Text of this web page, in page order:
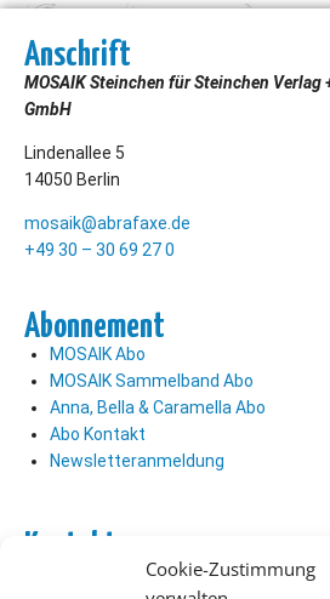
Cookie-Zustimmung
Anschrift
MOSAIK Steinchen für Steinchen Verlag
GmbH
Lindenallee 5
14050 Berlin
mosaik@abrafaxe.de
+49 30 – 30 69 27 0
Abonnement
MOSAIK Abo
MOSAIK Sammelband Abo
Anna, Bella & Caramella Abo
Abo Kontakt
Newsletteranmeldung
Kontakt